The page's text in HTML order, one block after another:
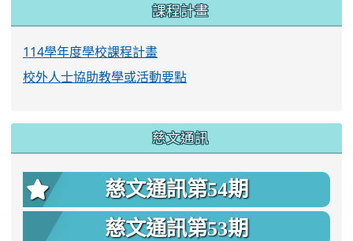
課程計畫
114學年度學校課程計畫
校外人士協助教學或活動要點
慈文通訊
慈文通訊第54期
慈文通訊第53期